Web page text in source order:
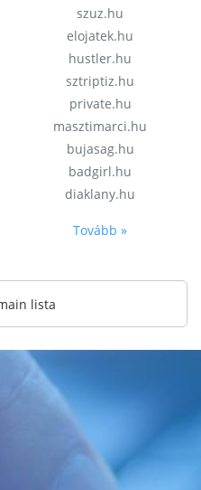
szuz.hu
elojatek.hu
hustler.hu
sztriptiz.hu
private.hu
masztimarci.hu
bujasag.hu
badgirl.hu
diaklany.hu
Tovább »
lista